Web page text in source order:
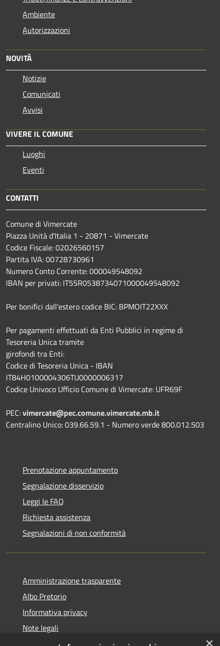
Ambiente
Autorizzazioni
NOVITÀ
Notizie
Comunicati
Avvisi
VIVERE IL COMUNE
Luoghi
Eventi
CONTATTI
Comune di Vimercate
Piazza Unità d'Italia 1 - 20871 - Vimercate
Codice Fiscale: 02026560157
Partita IVA: 00728730961
Numero Conto Corrente: 000049548092
IBAN per privati: IT55R0538734071000049548092
Per bonifici dall'estero codice BIC: BPMOIT22XXX
Per pagamenti effettuati da Enti Pubblici in regime di
Tesoreria Unica tramite
girofondi tra Enti:
Codice di Tesoreria Unica - IBAN
IT84H0100004306TU0000006317
Codice Univoco Ufficio Comune di Vimercate: UFR69F
PEC:vimercate@pec.comune.vimercate.mb.it
Centralino Unico: 039.66.59.1 - Numero verde 800.012.503
Prenotazione appuntamento
Segnalazione disservizio
Leggi le FAQ
Richiesta assistenza
Segnalazioni di non conformità
Amministrazione trasparente
Albo Pretorio
Informativa privacy
Note legali
Dichiarazione di accessibilità